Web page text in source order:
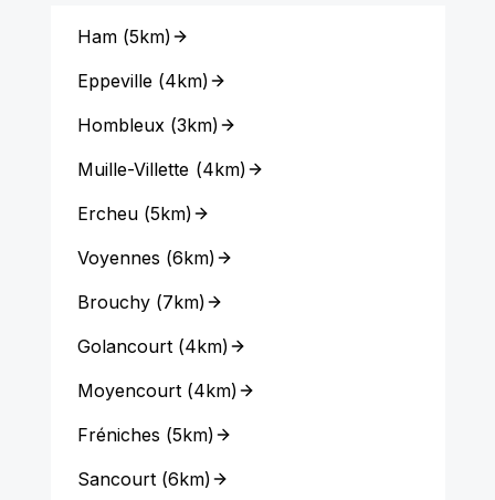
Ham(5km)
Eppeville(4km)
Hombleux(3km)
Muille-Villette (4km)
Ercheu(5km)
Voyennes (6km)
Brouchy(7km)
Golancourt(4km)
Moyencourt(4km)
Fréniches (5km)
Sancourt(6km)